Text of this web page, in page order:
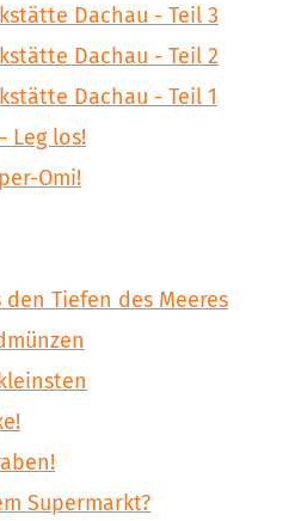
Dachau - Teil 3
Dachau - Teil 2
Dachau - Teil 1
Leg los!
Omi!
den Tiefen des Meeres
Supermarkt?